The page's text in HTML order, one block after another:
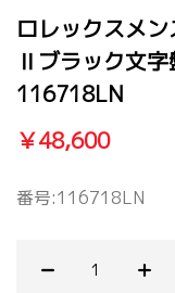
ロレックスメ
Ⅱブラック文字
116718LN
￥48,600
番号:116718LN